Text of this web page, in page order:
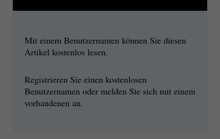
Mit einem Benutzernamen können Sie diesen
Artikel kostenlos lesen.
Registrieren Sie einen kostenlosen
Benutzernamen oder melden Sie sich mit einem
vorhandenen an.